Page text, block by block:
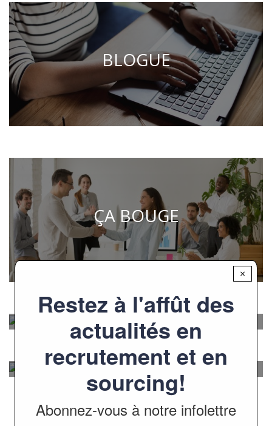
BLOGUE
ÇA BOUGE
EMPLOIS
ÉVÉNEMENTS
×
Restez à l'affût des
actualités en
recrutement et en
sourcing!
Abonnez-vous à notre infolettre